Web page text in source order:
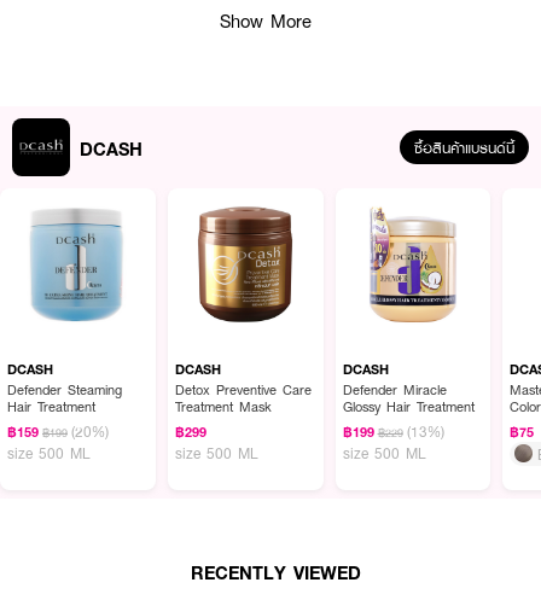
มอบเส้นผมนุ่มสลวยเงางาม ไม่แห้งเสีย
How to Use :
สระผมและทำให้ผมแห้งหรือหมาด ชโลมทรีทเม้นท์ลงบนเส้นผมที่หมาด ทิ้งไว้
ประมาณ 15-30 นาที แล้วล้างออกให้สะอาด
Show More
DCASH ซื้อสินค้าแบรนด์นี้
DCASH
Defender Steaming
Hair Treatment
฿159 ฿199 (20%)
size 500 ML
DCASH
Detox Preventive Care
Treatment Mask
฿299
size 500 ML
DCASH
Defender Miracle
Glossy Hair Treatment
฿199 ฿229 (13%)
size 500 ML
฿75
RECENTLY VIEWED